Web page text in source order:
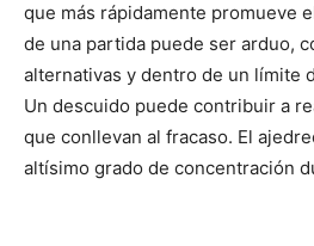
que más rápidamente promueve
de una partida puede ser arduo,
alternativas y dentro de un límite
Un descuido puede contribuir a
que conllevan al fracaso. El
altísimo grado de concentración